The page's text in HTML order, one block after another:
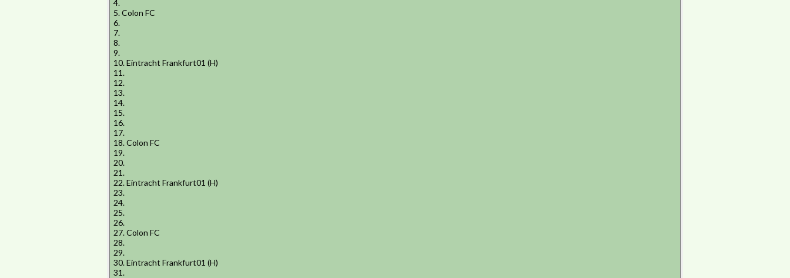
4.
5. Colon FC
6.
7.
8.
9.
10. Eintracht Frankfurt01 (H)
11.
12.
13.
14.
15.
16.
17.
18. Colon FC
19.
20.
21.
22. Eintracht Frankfurt01 (H)
23.
24.
25.
26.
27. Colon FC
28.
29.
30. Eintracht Frankfurt01 (H)
31.